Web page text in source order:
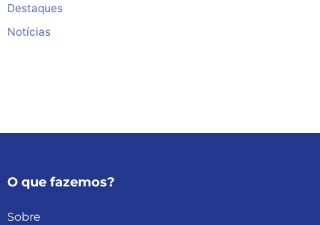
Destaques
Notícias
O que fazemos?
Sobre